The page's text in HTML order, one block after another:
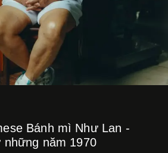
Bánh mì Như Lan -
năm 1970